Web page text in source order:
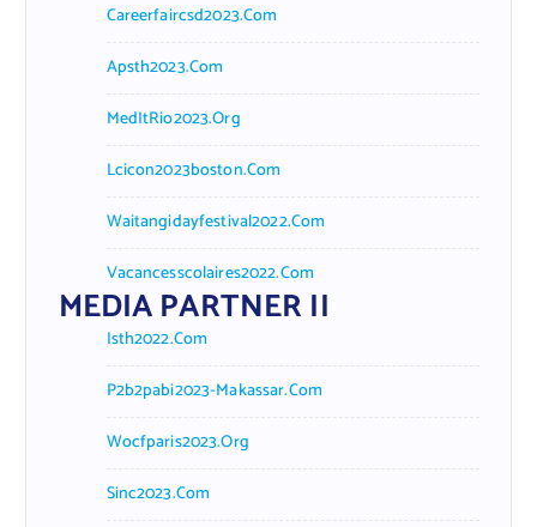
Careerfaircsd2023.com
Apsth2023.com
MedItRio2023.org
Lcicon2023boston.com
Waitangidayfestival2022.com
Vacancesscolaires2022.com
MEDIA PARTNER II
Isth2022.com
P2b2pabi2023-Makassar.com
Wocfparis2023.org
Sinc2023.com